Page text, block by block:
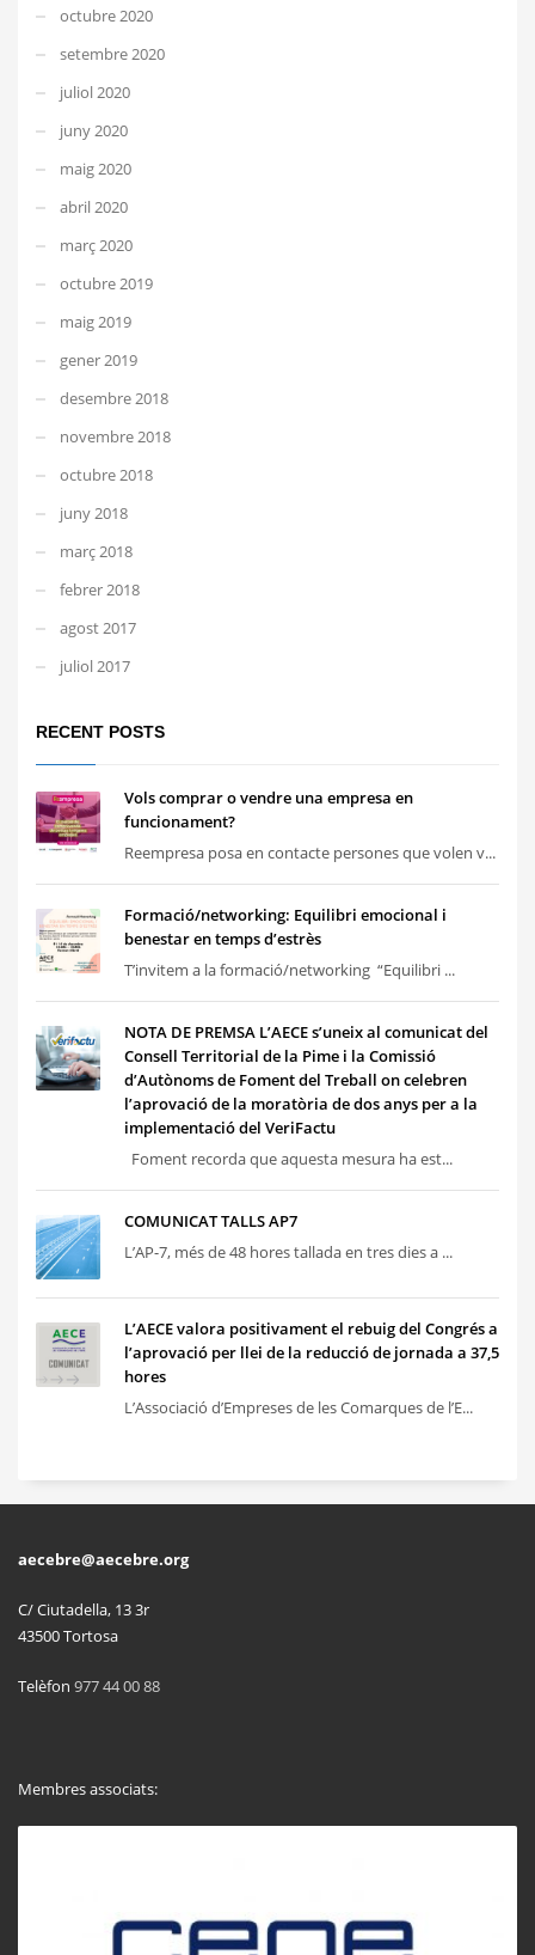
octubre 2020
setembre 2020
juliol 2020
juny 2020
maig 2020
abril 2020
març 2020
octubre 2019
maig 2019
gener 2019
desembre 2018
novembre 2018
octubre 2018
juny 2018
març 2018
febrer 2018
agost 2017
juliol 2017
RECENT POSTS
Vols comprar o vendre una empresa en
funcionament?
Reempresa posa en contacte persones que volen v...
Formació/networking: Equilibri emocional i
benestar en temps d’estrès
T’invitem a la formació/networking “Equilibri ...
NOTA DE PREMSA L’AECE s’uneix al comunicat del
Consell Territorial de la Pime i la Comissió
d’Autònoms de Foment del Treball on celebren
l’aprovació de la moratòria de dos anys per a la
implementació del VeriFactu
Foment recorda que aquesta mesura ha est...
COMUNICAT TALLS AP7
L’AP-7, més de 48 hores tallada en tres dies a ...
L’AECE valora positivament el rebuig del Congrés a
l’aprovació per llei de la reducció de jornada a 37,5
hores
L’Associació d’Empreses de les Comarques de l’E...
aecebre@aecebre.org
C/ Ciutadella, 13 3r
43500 Tortosa
Telèfon 977 44 00 88
Membres associats: